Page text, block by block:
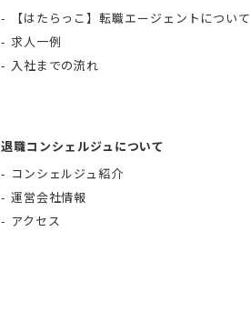
【はたらっこ】転職エージェントについて
求人一例
入社までの流れ
退職コンシェルジュについて
コンシェルジュ紹介
運営会社情報
アクセス